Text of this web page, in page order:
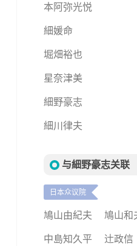
本阿弥光悦
細媛命
堀畑裕也
星奈津美
細野豪志
細川律夫
与細野豪志关联
日本众议院
鳩山由紀夫
鳩山和
中島知久平
辻政信